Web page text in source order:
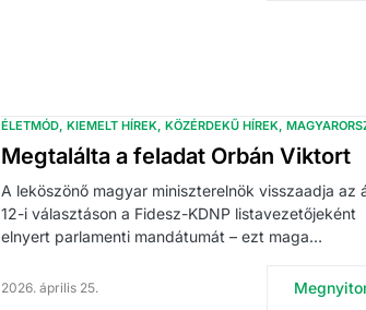
ÉLETMÓD KIEMELT HÍREK KÖZÉRDEKŰ HÍREK
Megtalálta a feladat Orbán Viktort
A leköszönő magyar miniszterelnök visszaadja az
12-i választáson a Fidesz-KDNP listavezetőjeként
elnyert parlamenti mandátumát – ezt maga…
2026. április 25.